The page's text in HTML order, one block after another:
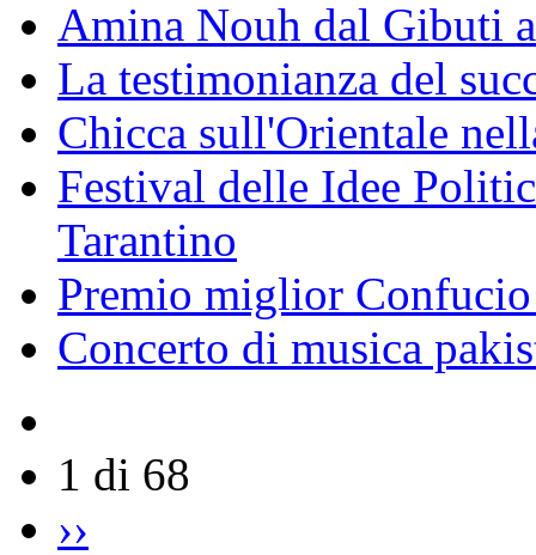
Amina Nouh dal Gibuti
La testimonianza del
Chicca sull'Orientale
Festival delle Idee
Tarantino
Premio miglior
Concerto di musica
1 di 68
››